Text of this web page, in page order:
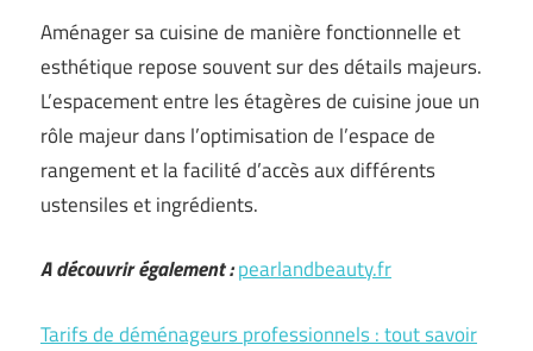
Aménager sa cuisine de manière fonctionnelle et
esthétique repose souvent sur des détails majeurs.
L’espacement entre les étagères de cuisine joue un
rôle majeur dans l’optimisation de l’espace de
rangement et la facilité d’accès aux différents
ustensiles et ingrédients.
A découvrir également :pearlandbeauty.fr
Tarifs de déménageurs professionnels : tout savoir